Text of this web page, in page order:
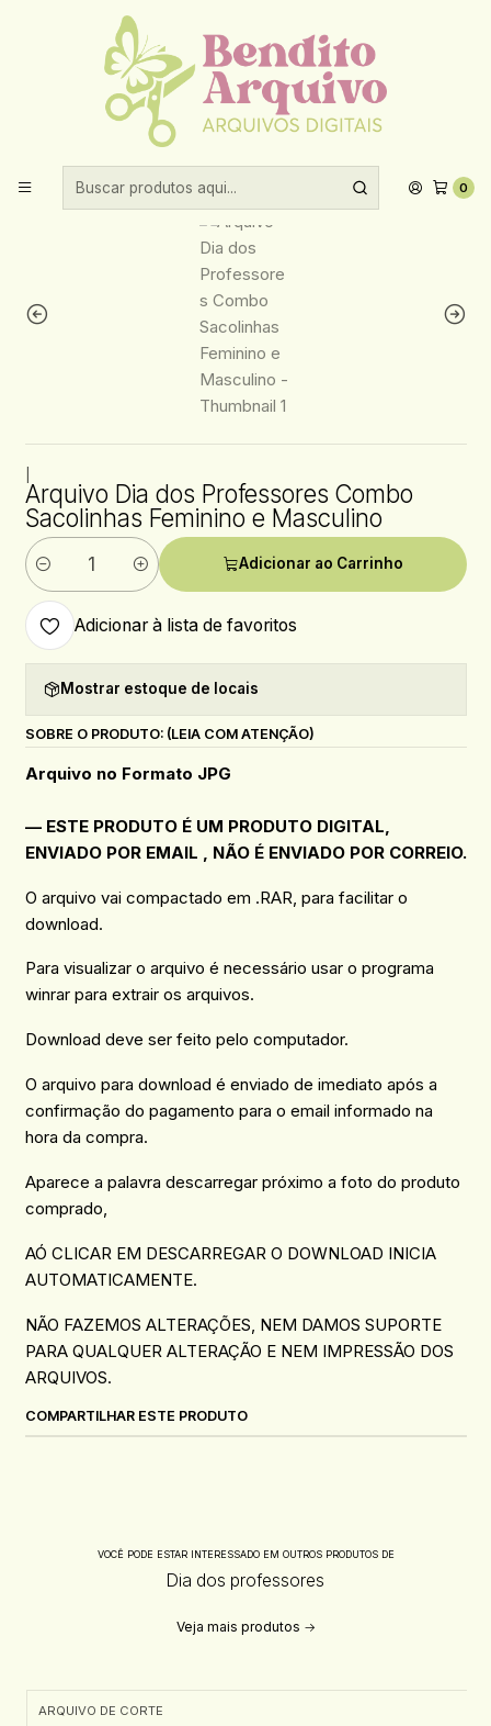
0
Aproveite 10% de desconto ao comprar acima de R$30,00!
Datas comemorativas
Dia dos professores
Arquivo Dia dos Professores Combo Sacolinhas Feminino e
Arquivo Dia dos Professores Combo
Sacolinhas Feminino e Masculino
Quantidade
Adicionar ao Carrinho
Adicionar à lista de favoritos
Mostrar estoque de locais
SOBRE O PRODUTO: (LEIA COM ATENÇÃO)
Arquivo no Formato JPG
— ESTE PRODUTO É UM PRODUTO DIGITAL,
ENVIADO POR EMAIL , NÃO É ENVIADO POR CORREIO.
O arquivo vai compactado em .RAR, para facilitar o
download.
Para visualizar o arquivo é necessário usar o programa
winrar para extrair os arquivos.
Download deve ser feito pelo computador.
O arquivo para download é enviado de imediato após a
confirmação do pagamento para o email informado na
hora da compra.
Aparece a palavra descarregar próximo a foto do produto
comprado,
AÓ CLICAR EM DESCARREGAR O DOWNLOAD INICIA
AUTOMATICAMENTE.
NÃO FAZEMOS ALTERAÇÕES, NEM DAMOS SUPORTE
PARA QUALQUER ALTERAÇÃO E NEM IMPRESSÃO DOS
ARQUIVOS.
COMPARTILHAR ESTE PRODUTO
VOCÊ PODE ESTAR INTERESSADO EM OUTROS PRODUTOS DE
Dia dos professores
Veja mais produtos
ARQUIVO DE CORTE